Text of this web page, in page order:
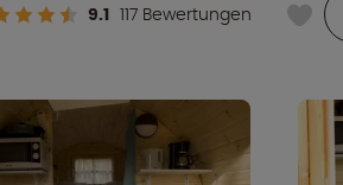
9.1 117 Bewertungen